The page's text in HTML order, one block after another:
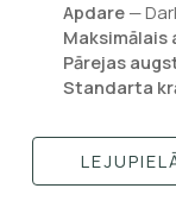
Apdare—
Maksimālais
Pārejas
Standarta